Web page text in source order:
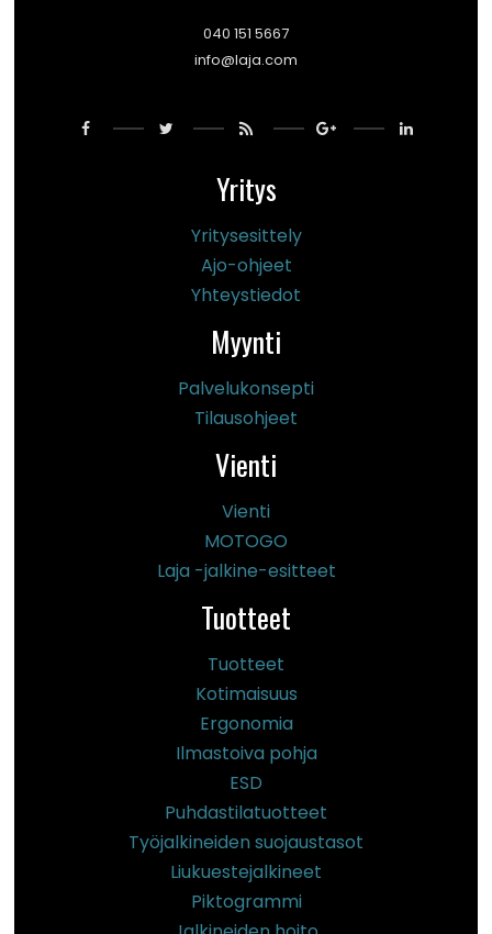
040 151 5667
info@laja.com
Yritys
Yritysesittely
Ajo-ohjeet
Yhteystiedot
Myynti
Palvelukonsepti
Tilausohjeet
Vienti
Vienti
MOTOGO
Laja -jalkine-esitteet
Tuotteet
Tuotteet
Kotimaisuus
Ergonomia
Ilmastoiva pohja
ESD
Puhdastilatuotteet
Työjalkineiden suojaustasot
Liukuestejalkineet
Piktogrammi